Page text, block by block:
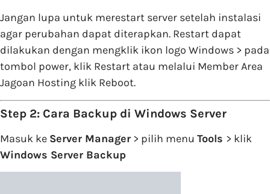
Jangan lupa untuk merestart server setelah instalasi
agar perubahan dapat diterapkan. Restart dapat
dilakukan dengan mengklik ikon logo Windows > pada
tombol power, klik Restart atau melalui Member Area
Jagoan Hosting klik Reboot.
Step 2: Cara Backup di Windows Server
Masuk ke Server Manager > pilih menu Tools > klik
Windows Server Backup